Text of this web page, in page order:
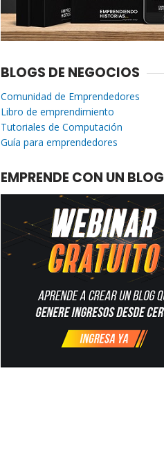
BLOGS DE NEGOCIOS
Comunidad de Emprendedores
Libro de emprendimiento
Tutoriales de Computación
Guía para emprendedores
EMPRENDE CON UN BLOG